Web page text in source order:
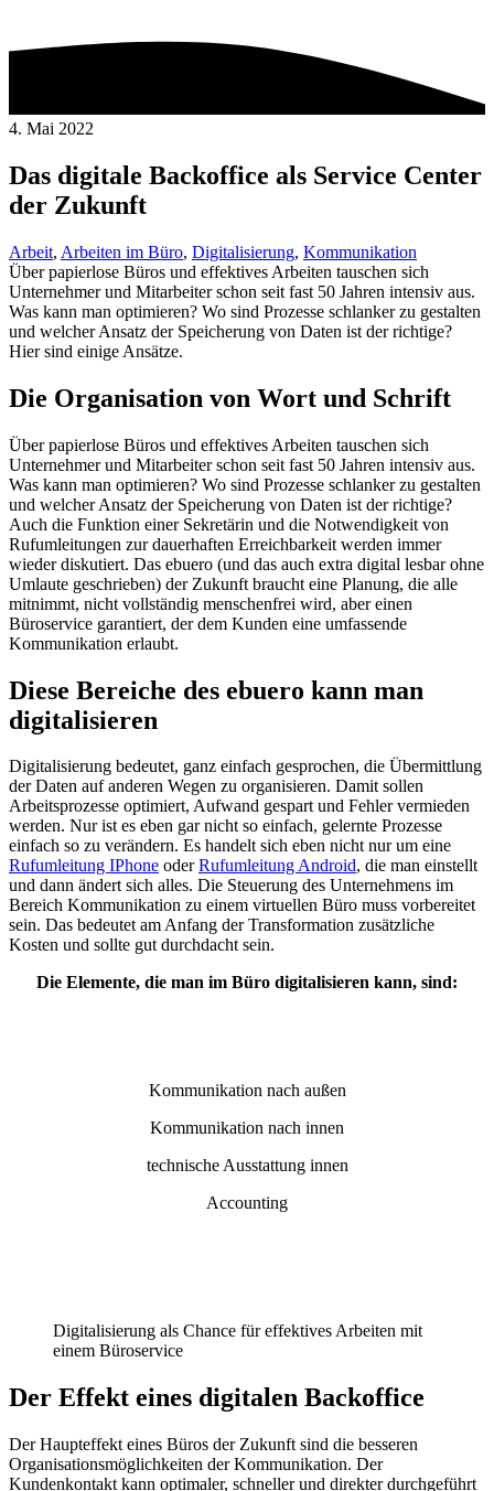
4. Mai 2022
Das digitale Backoffice als Service Center
der Zukunft
Arbeit, Arbeiten im Büro, Digitalisierung, Kommunikation
Über papierlose Büros und effektives Arbeiten tauschen sich
Unternehmer und Mitarbeiter schon seit fast 50 Jahren intensiv aus.
Was kann man optimieren? Wo sind Prozesse schlanker zu gestalten
und welcher Ansatz der Speicherung von Daten ist der richtige?
Hier sind einige Ansätze.
Die Organisation von Wort und Schrift
Über papierlose Büros und effektives Arbeiten tauschen sich
Unternehmer und Mitarbeiter schon seit fast 50 Jahren intensiv aus.
Was kann man optimieren? Wo sind Prozesse schlanker zu gestalten
und welcher Ansatz der Speicherung von Daten ist der richtige?
Auch die Funktion einer Sekretärin und die Notwendigkeit von
Rufumleitungen zur dauerhaften Erreichbarkeit werden immer
wieder diskutiert. Das ebuero (und das auch extra digital lesbar ohne
Umlaute geschrieben) der Zukunft braucht eine Planung, die alle
mitnimmt, nicht vollständig menschenfrei wird, aber einen
Büroservice garantiert, der dem Kunden eine umfassende
Kommunikation erlaubt.
Diese Bereiche des ebuero kann man
digitalisieren
Digitalisierung bedeutet, ganz einfach gesprochen, die Übermittlung
der Daten auf anderen Wegen zu organisieren. Damit sollen
Arbeitsprozesse optimiert, Aufwand gespart und Fehler vermieden
werden. Nur ist es eben gar nicht so einfach, gelernte Prozesse
einfach so zu verändern. Es handelt sich eben nicht nur um eine
Rufumleitung IPhone oderRufumleitung Android, die man einstellt
und dann ändert sich alles. Die Steuerung des Unternehmens im
Bereich Kommunikation zu einem virtuellen Büro muss vorbereitet
sein. Das bedeutet am Anfang der Transformation zusätzliche
Kosten und sollte gut durchdacht sein.
Die Elemente, die man im Büro digitalisieren kann, sind:
Kommunikation nach außen
Kommunikation nach innen
technische Ausstattung innen
Accounting
Digitalisierung als Chance für effektives Arbeiten mit
einem Büroservice
Der Effekt eines digitalen Backoffice
Der Haupteffekt eines Büros der Zukunft sind die besseren
Organisationsmöglichkeiten der Kommunikation. Der
Kundenkontakt kann optimaler, schneller und direkter durchgeführt